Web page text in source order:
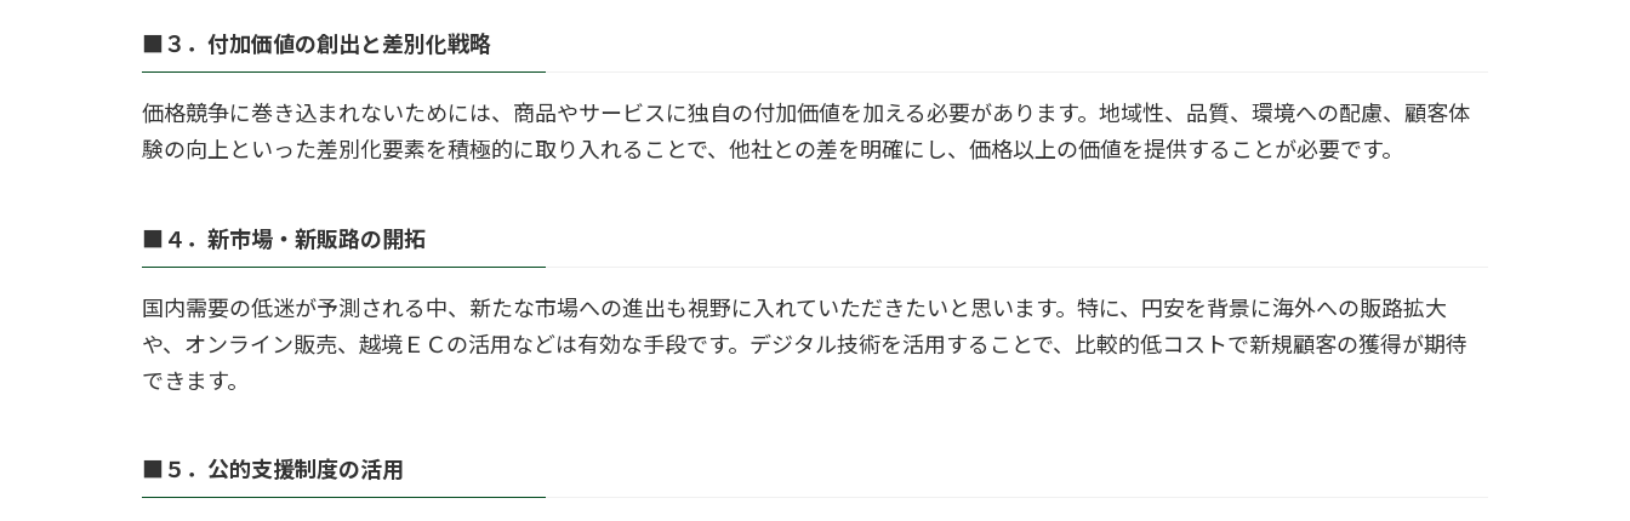
■３．付加価値の創出と差別化戦略
価格競争に巻き込まれないためには、商品やサービスに独自の付加価値を加える必要があります。地域性、品質、環境への配慮、顧客体
験の向上といった差別化要素を積極的に取り入れることで、他社との差を明確にし、価格以上の価値を提供することが必要です。
■４．新市場・新販路の開拓
国内需要の低迷が予測される中、新たな市場への進出も視野に入れていただきたいと思います。特に、円安を背景に海外への販路拡大
や、オンライン販売、越境ＥＣの活用などは有効な手段です。デジタル技術を活用することで、比較的低コストで新規顧客の獲得が期待
できます。
■５．公的支援制度の活用